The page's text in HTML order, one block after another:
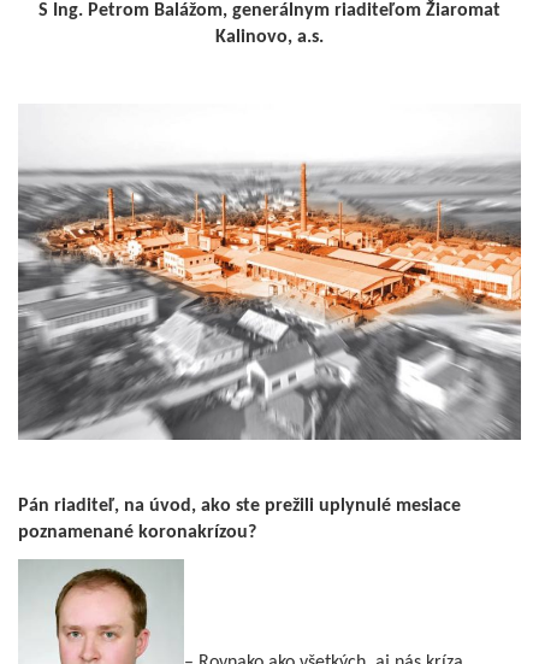
S Ing. Petrom Balážom, generálnym riaditeľom Žiaromat
Kalinovo, a.s.
Pán riaditeľ, na úvod, ako ste prežili uplynulé mesiace
poznamenané koronakrízou?